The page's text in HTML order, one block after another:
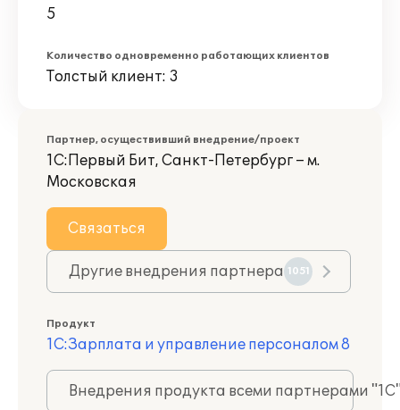
5
Количество одновременно работающих клиентов
Толстый клиент: 3
Партнер, осуществивший внедрение/проект
1С:Первый Бит, Санкт-Петербург – м.
Московская
Связаться
Другие внедрения партнера 1051
Продукт
1С:Зарплата и управление персоналом 8
Внедрения продукта всеми партнерами